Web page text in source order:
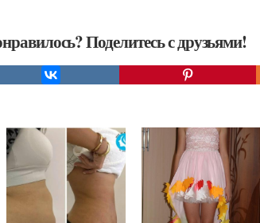
Поделитесь с друзьями!